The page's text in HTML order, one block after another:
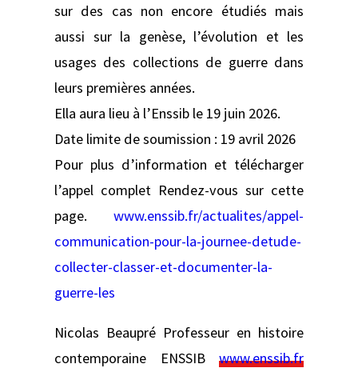
sur des cas non encore étudiés mais
aussi sur la genèse, l’évolution et les
usages des collections de guerre dans
leurs premières années.
Ella aura lieu à l’Enssib le 19 juin 2026.
Date limite de soumission : 19 avril 2026
Pour plus d’information et télécharger
l’appel complet Rendez-vous sur cette
page. www.enssib.fr/actualites/appel-
communication-pour-la-journee-detude-
collecter-classer-et-documenter-la-
guerre-les
Nicolas Beaupré Professeur en histoire
contemporaine ENSSIB www.enssib.fr